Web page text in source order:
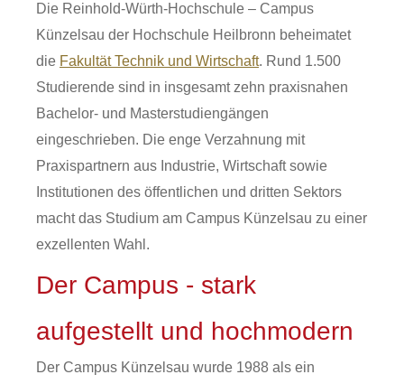
Die Reinhold-Würth-Hochschule – Campus
Künzelsau der Hochschule Heilbronn beheimatet
die Fakultät Technik und Wirtschaft. Rund 1.500
Studierende sind in insgesamt zehn praxisnahen
Bachelor- und Masterstudiengängen
eingeschrieben. Die enge Verzahnung mit
Praxispartnern aus Industrie, Wirtschaft sowie
Institutionen des öffentlichen und dritten Sektors
macht das Studium am Campus Künzelsau zu einer
exzellenten Wahl.
Der Campus - stark
aufgestellt und hochmodern
Der Campus Künzelsau wurde 1988 als ein